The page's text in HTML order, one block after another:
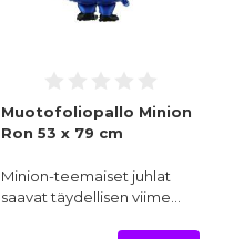
Muotofoliopallo Minion
Ron 53 x 79 cm
Minion-teemaiset juhlat
saavat täydellisen viime…